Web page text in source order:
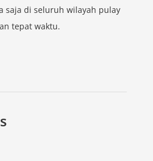
saja di seluruh wilayah pulay
tepat waktu.